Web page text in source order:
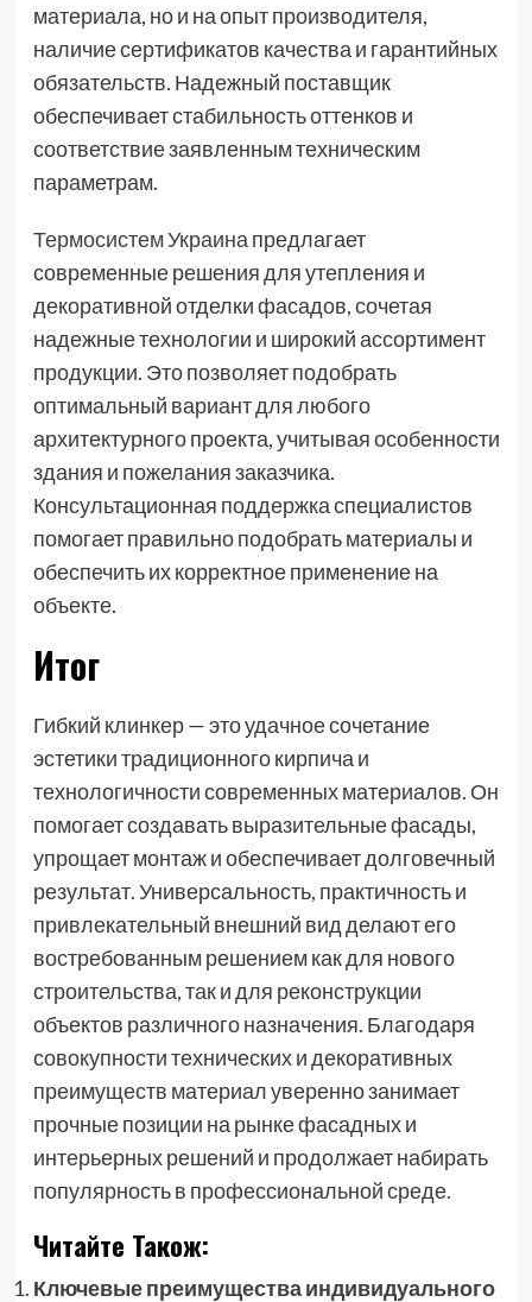
материала, но и на опыт производителя,
наличие сертификатов качества и гарантийных
обязательств. Надежный поставщик
обеспечивает стабильность оттенков и
соответствие заявленным техническим
параметрам.
Термосистем Украина предлагает
современные решения для утепления и
декоративной отделки фасадов, сочетая
надежные технологии и широкий ассортимент
продукции. Это позволяет подобрать
оптимальный вариант для любого
архитектурного проекта, учитывая особенности
здания и пожелания заказчика.
Консультационная поддержка специалистов
помогает правильно подобрать материалы и
обеспечить их корректное применение на
объекте.
Итог
Гибкий клинкер — это удачное сочетание
эстетики традиционного кирпича и
технологичности современных материалов. Он
помогает создавать выразительные фасады,
упрощает монтаж и обеспечивает долговечный
результат. Универсальность, практичность и
привлекательный внешний вид делают его
востребованным решением как для нового
строительства, так и для реконструкции
объектов различного назначения. Благодаря
совокупности технических и декоративных
преимуществ материал уверенно занимает
прочные позиции на рынке фасадных и
интерьерных решений и продолжает набирать
популярность в профессиональной среде.
Читайте Також:
Ключевые преимущества индивидуального